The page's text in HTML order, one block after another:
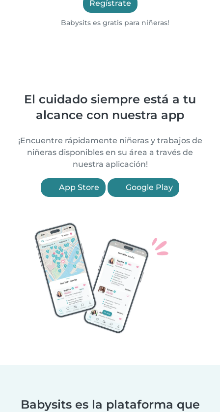
Regístrate
Babysits es gratis para niñeras!
El cuidado siempre está a tu
alcance con nuestra app
¡Encuentre rápidamente niñeras y trabajos de
niñeras disponibles en su área a través de
nuestra aplicación!
App Store Google Play
Babysits es la plataforma que